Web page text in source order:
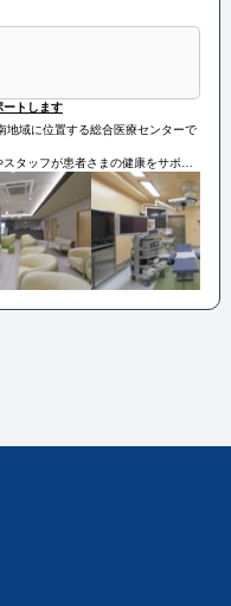
ートします
地域に位置する総合医療センターで
タッフが患者さまの健康をサポー
て利便性が高く、信頼される医療機